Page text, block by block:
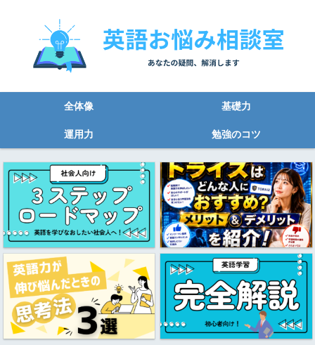
全体像 基礎力
運用力 勉強のコツ